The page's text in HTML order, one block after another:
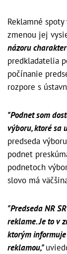
Reklamné
zmenou jej
názoru
predkladatelia
počínanie
rozpore s
"Podnet som
výboru, ktoré sa
predseda
podnet
podnetoch
slovo má
"Predseda NR
reklame. Je to v
ktorým
reklamou,"